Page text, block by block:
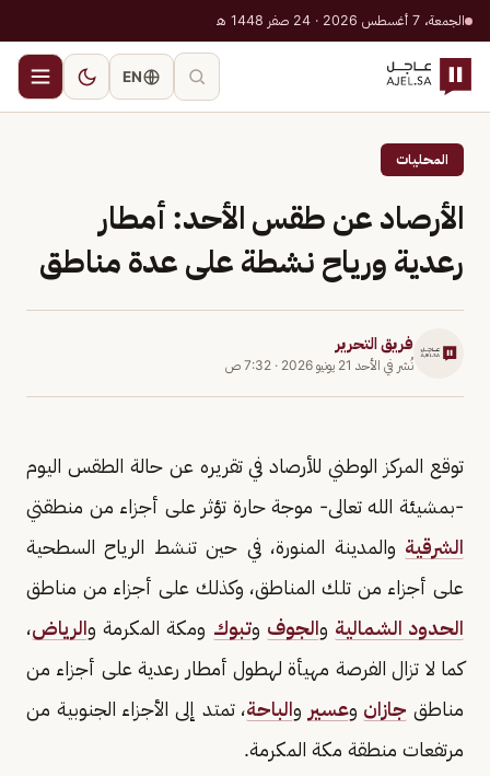
الجمعة، 7 أغسطس 2026 · 24 صفر 1448 هـ
EN
المحليات
الأرصاد عن طقس الأحد: أمطار
رعدية ورياح نشطة على عدة مناطق
فريق التحرير
نُشر في الأحد 21 يونيو 2026 · 7:32 ص
توقع المركز الوطني للأرصاد في تقريره عن حالة الطقس اليوم
-بمشيئة الله تعالى- موجة حارة تؤثر على أجزاء من منطقتي
الشرقية والمدينة المنورة، في حين تنشط الرياح السطحية
على أجزاء من تلك المناطق، وكذلك على أجزاء من مناطق
الحدود الشمالية والجوف وتبوك ومكة المكرمة والرياض،
كما لا تزال الفرصة مهيأة لهطول أمطار رعدية على أجزاء من
مناطق جازان وعسير والباحة، تمتد إلى الأجزاء الجنوبية من
مرتفعات منطقة مكة المكرمة.